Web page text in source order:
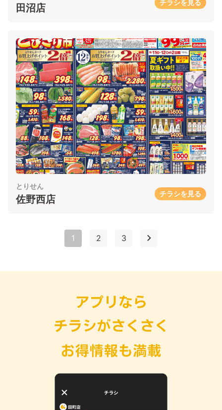
田沼店 チラシを見る
とりせん
佐野西店 チラシを見る
1 2 3